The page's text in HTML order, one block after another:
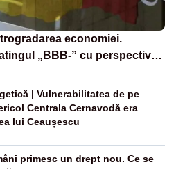
economiei.
„BBB-” cu perspectivă
| Vulnerabilitatea de pe
Centrala Cernavodă era
lui Ceaușescu
primesc un drept nou. Ce se